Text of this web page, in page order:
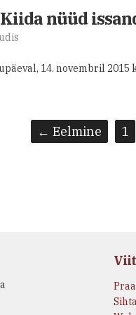
nüüd
14. novembril
← Eelmine 1